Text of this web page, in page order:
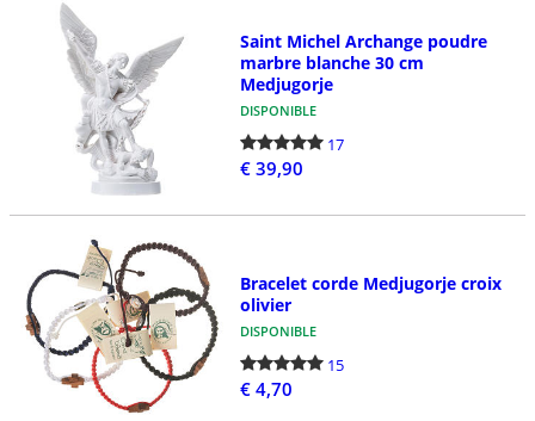
Saint Michel Archange poudre
marbre blanche 30 cm
Medjugorje
DISPONIBLE
17
€ 39,90
Bracelet corde Medjugorje croix
olivier
DISPONIBLE
15
€ 4,70